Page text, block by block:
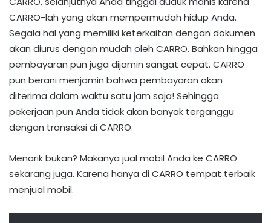
CARRO-lah yang akan mempermudah hidup Anda.
Segala hal yang memiliki keterkaitan dengan dokumen
akan diurus dengan mudah oleh CARRO. Bahkan hingga
pembayaran pun juga dijamin sangat cepat. CARRO
pun berani menjamin bahwa pembayaran akan
diterima dalam waktu satu jam saja! Sehingga
pekerjaan pun Anda tidak akan banyak terganggu
dengan transaksi di CARRO.
Menarik bukan? Makanya jual mobil Anda ke CARRO
sekarang juga. Karena hanya di CARRO tempat terbaik
menjual mobil.